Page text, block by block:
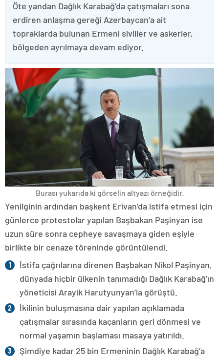
Öte yandan Dağlık Karabağ’da çatışmaları sona
erdiren anlaşma gereği Azerbaycan’a ait
topraklarda bulunan Ermeni siviller ve askerler,
bölgeden ayrılmaya devam ediyor.
Burası yukarıda ki görselin altyazı örneğidir.
Yenilginin ardından başkent Erivan’da istifa etmesi için
günlerce protestolar yapılan Başbakan Paşinyan ise
uzun süre sonra cepheye savaşmaya giden eşiyle
birlikte bir cenaze töreninde görüntülendi.
İstifa çağrılarına direnen Başbakan Nikol Paşinyan,
dünyada hiçbir ülkenin tanımadığı Dağlık Karabağ’ın
yöneticisi Arayik Harutyunyan’la görüştü.
İkilinin buluşmasına dair yapılan açıklamada
çatışmalar sırasında kaçanların geri dönmesi ve
normal yaşamın başlaması masaya yatırıldı.
Şimdiye kadar 25 bin Ermeninin Dağlık Karabağ’a